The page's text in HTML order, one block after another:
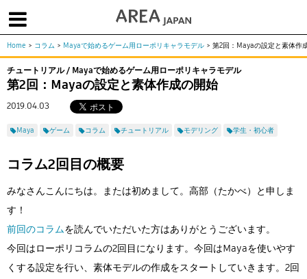
体験版で始める 学生向け無償版 ソフトを購入
About us | フォーラム | お問合せ | メールマガジン
Columns Tutorials User Stories
ムービー
Movies
求人
注目のキーワード
インディー版
3DCGとは
ゲーム開発
建築・製造
アニメ
教育機関・学生
Home > コラム > Mayaで始めるゲーム用ローポリキャラモデル > 第2回：Mayaの設定と素体作
チュートリアル / Mayaで始めるゲーム用ローポリキャラモデル
第2回：Mayaの設定と素体作成の開始
2019.04.03
Maya ゲーム コラム チュートリアル モデリング 学生・初心者
コラム2回目の概要
みなさんこんにちは。または初めまして。高部（たかべ）と申しま
す！
前回のコラムを読んでいただいた方はありがとうございます。
今回はローポリコラムの2回目になります。今回はMayaを使いやす
くする設定を行い、素体モデルの作成をスタートしていきます。2回